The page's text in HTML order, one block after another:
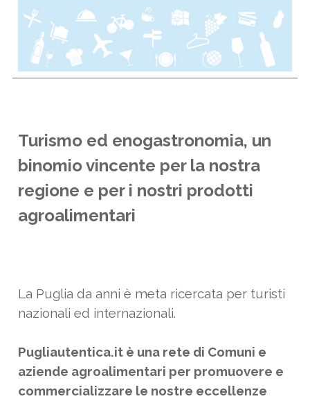
Turismo ed enogastronomia, un
binomio vincente per la nostra
regione e per i nostri prodotti
agroalimentari
La Puglia da anni è meta ricercata per turisti
nazionali ed internazionali.
Pugliautentica.it è una rete di Comuni e
aziende agroalimentari per promuovere e
commercializzare le nostre eccellenze